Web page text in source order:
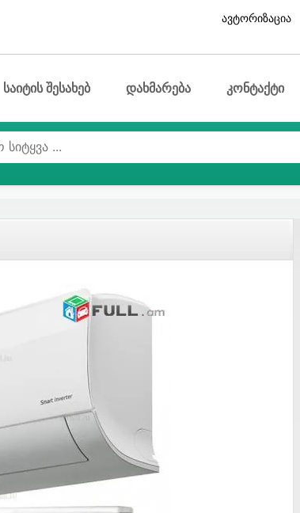
ავტორიზაცია
საიტის შესახებ დახმარება კონტაქტი